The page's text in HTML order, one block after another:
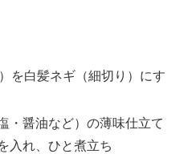
を白髪ネギ（細切り）にす
・醤油など）の薄味仕立て
入れ、ひと煮立ち